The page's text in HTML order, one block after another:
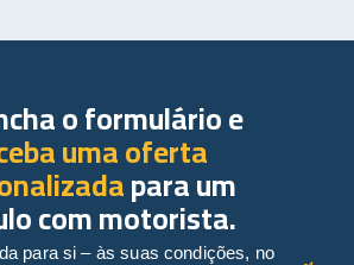
o formulário e
uma oferta
para um
com motorista.
para si – às suas condições, no